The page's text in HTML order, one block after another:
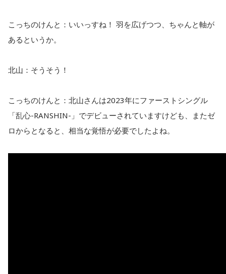
こっちのけんと：いいっすね！ 羽を広げつつ、ちゃんと軸が
あるというか。
北山：そうそう！
こっちのけんと：北山さんは2023年にファーストシングル
「乱心-RANSHIN-」でデビューされていますけども、またゼ
ロからとなると、相当な覚悟が必要でしたよね。